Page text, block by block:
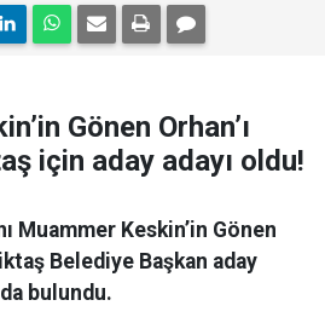
Gönen Orhan’ı
için aday adayı oldu!
Muammer Keskin’in Gönen
Belediye Başkan aday
bulundu.